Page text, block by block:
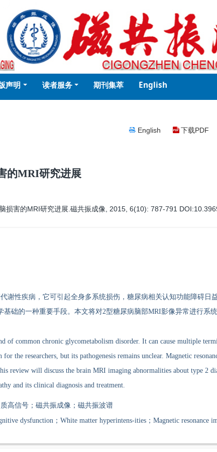
声明 读者服务 期刊集萃 English
English 下载PDF
的MRI研究进展
损害的MRI研究进展.磁共振成像, 2015, 6(10): 787-791
谢性疾病，它可引起全身多系统损伤，糖尿病相关认知功能障碍
基础的一种重要手段。本文将对2型糖尿病脑部MRI影像异常进行系
of common chronic glycometabolism disorder. It can cause multiple
the researchers, but its pathogenesis remains unclear. Magnetic
review will discuss the brain MRI imaging abnormalities about type 2
and its clinical diagnosis and treatment.
高信号；磁共振成像；磁共振波谱
dysfunction；White matter hyperintens-ities；Magnetic resonance